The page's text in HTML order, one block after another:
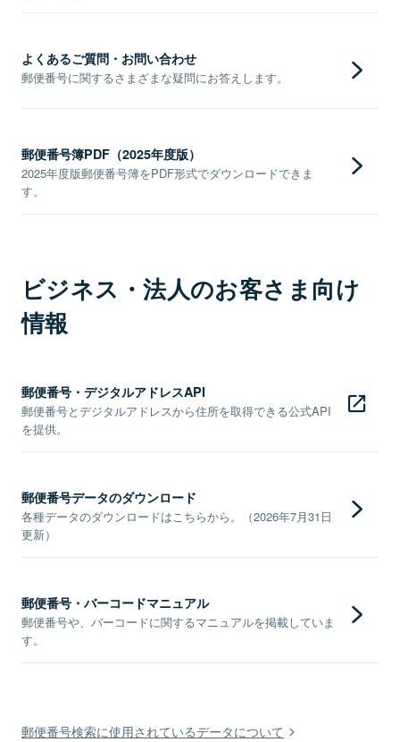
よくあるご質問・お問い合わせ
郵便番号に関するさまざまな疑問にお答えします。
郵便番号簿PDF（2025年度版）
2025年度版郵便番号簿をPDF形式でダウンロードできま
す。
ビジネス・法人のお客さま向け
情報
郵便番号・デジタルアドレスAPI
郵便番号とデジタルアドレスから住所を取得できる公式API
を提供。
郵便番号データのダウンロード
各種データのダウンロードはこちらから。（2026年7月31日
更新）
郵便番号・バーコードマニュアル
郵便番号や、バーコードに関するマニュアルを掲載していま
す。
郵便番号検索に使用されているデータについて